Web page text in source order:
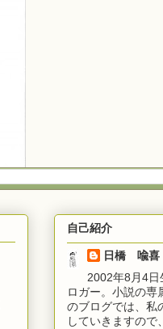
自己紹介
日橋 喩喜
2002年8月4日
ロガー。小説の専
のブログでは、私
していきますので